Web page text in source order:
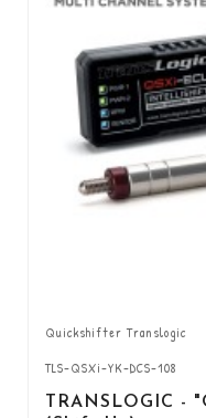
Quickshifter Translogic
TLS-QSXi-YK-DCS-108
TRANSLOGIC -